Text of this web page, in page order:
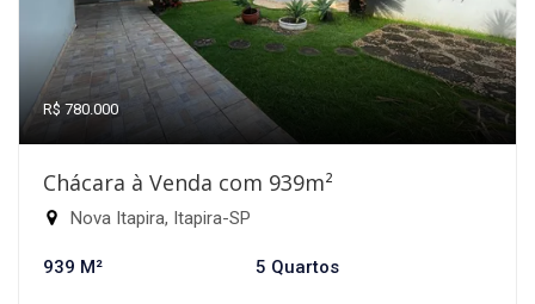
R$ 780.000
Chácara à Venda com 939m²
Nova Itapira, Itapira-SP
939 M² 5 Quartos